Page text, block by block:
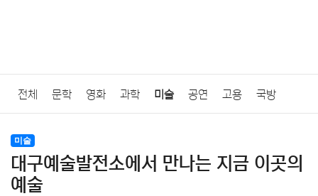
전체 문학 영화 과학 미술 공연 고용 국방
법률
질병 가요 방송 일상 주식 암호화폐 블록체인
미술
대구예술발전소에서 만나는 지금 이곳의
예술